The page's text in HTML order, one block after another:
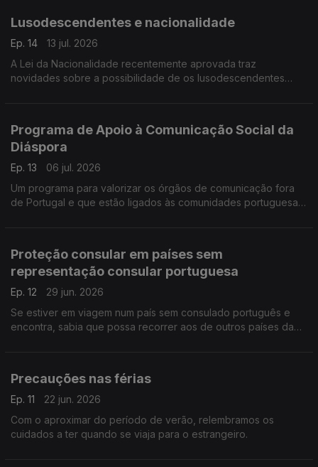
Lusodescendentes e nacionalidade
Ep. 14
13 jul. 2026
A Lei da Nacionalidade recentemente aprovada traz
novidades sobre a possibilidade de os lusodescendentes
Programa de Apoio à Comunicação Social da
Diáspora
Ep. 13
06 jul. 2026
Um programa para valorizar os órgãos de comunicação fora
de Portugal e que estão ligados às comunidades portuguesas
Proteção consular em países sem
representação consular portuguesa
Ep. 12
29 jun. 2026
Se estiver em viagem num país sem consulado português e
encontra, sabia que possa recorrer aos de outros países da
Precauções nas férias
Ep. 11
22 jun. 2026
Com o aproximar do período de verão, relembramos os
cuidados a ter quando se viaja para o estrangeiro.